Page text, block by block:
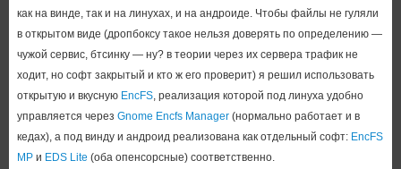
как на винде, так и на линухах, и на андроиде. Чтобы файлы не гуляли
в открытом виде (дропбоксу такое нельзя доверять по определению —
чужой сервис, бтсинку — ну? в теории через их сервера трафик не
ходит, но софт закрытый и кто ж его проверит) я решил использовать
открытую и вкусную EncFS, реализация которой под линуха удобно
управляется через Gnome Encfs Manager(нормально работает и в
кедах), а под винду и андроид реализована как отдельный софт: EncFS
MPи EDS Lite (оба опенсорсные) соответственно.